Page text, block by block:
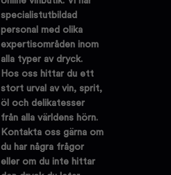
specialistutbildad
personal med olika
expertisområden inom
alla typer av dryck.
Hos oss hittar du ett
stort urval av vin, sprit,
öl och delikatesser
från alla världens hörn.
Kontakta oss gärna om
du har några frågor
eller om du inte hittar